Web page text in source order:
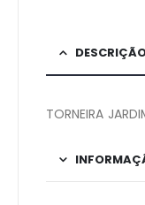
TORNEIRA